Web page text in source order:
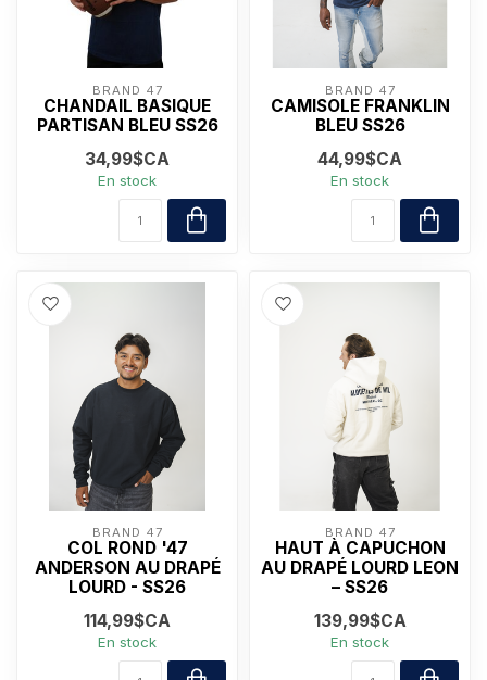
BRAND 47
CHANDAIL BASIQUE
PARTISAN BLEU SS26
34,99$CA
En stock
BRAND 47
CAMISOLE FRANKLIN
BLEU SS26
44,99$CA
En stock
BRAND 47
COL ROND '47
ANDERSON AU DRAPÉ
LOURD - SS26
114,99$CA
En stock
BRAND 47
HAUT À CAPUCHON
AU DRAPÉ LOURD LEON
– SS26
139,99$CA
En stock